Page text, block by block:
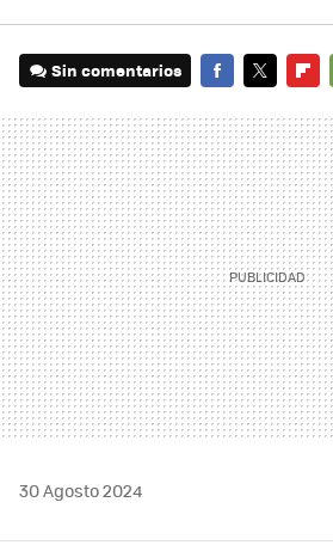
Sin comentarios
30 Agosto 2024